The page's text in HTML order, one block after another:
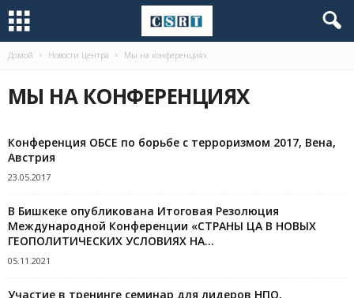
Домой Новости Центра Мы на конференциях
МЫ НА КОНФЕРЕНЦИЯХ
Конференция ОБСЕ по борьбе с терроризмом 2017, Вена,
Австрия
23.05.2017
В Бишкеке опубликована Итоговая Резолюция
Международной Конференции «СТРАНЫ ЦА В НОВЫХ
ГЕОПОЛИТИЧЕСКИХ УСЛОВИЯХ НА...
05.11.2021
Участие в тренинге семинар для лидеров НПО,